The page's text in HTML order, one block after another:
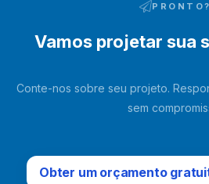
PRONTO?
Vamos projetar sua
Conte-nos sobre seu projeto.
sem
Obter um orçamento